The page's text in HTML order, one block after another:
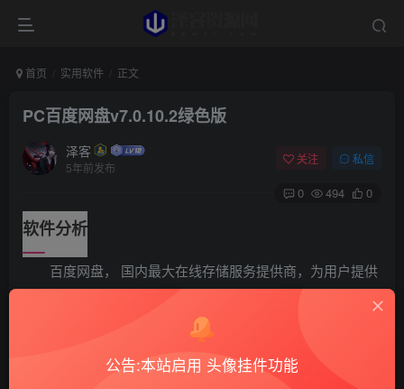
首页 实用软件 正文
PC百度网盘v7.0.10.2绿色版
泽客
5年前发布
关注 私信
0 494 0
软件分析
百度网盘， 国内最大在线存储服务提供商，为用户提供
免费或收费的文件存储、访问、备份、共享等文件管理等功
能。百度网盘电脑客户端，平常上传管理用的较频繁，追求
无广告纯净，去广告调整了下，移除了面板左侧广告，把面
板上所有上传/下载无关的部分全部去掉了，并阻止了后台获
公告:本站启用 头像挂件功能